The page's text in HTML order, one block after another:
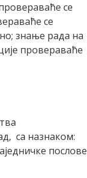
се
се
знање рада на
провераваће
са назнаком:
послове